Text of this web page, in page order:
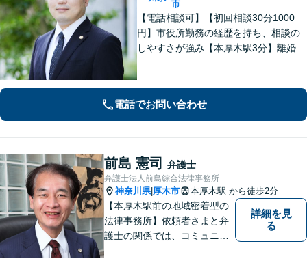
市
【電話相談可】【初回相談30分1000
円】市役所勤務の経歴を持ち、相談の
しやすさが強み【本厚木駅3分】離婚・
一人で抱え込まずにご連絡ください。
電話でお問い合わせ
前島 憲司 弁護士
弁護士法人前島綜合法律事務所
神奈川県| 厚木市 本厚木駅 から徒歩2分
【本厚木駅前の地域密着型の
法律事務所】依頼者さまと弁
護士の関係では、コミュニケ
詳細を見
る